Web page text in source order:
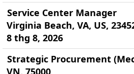
Service Center Manager
Virginia Beach, VA, US,
8 thg 8, 2026
Strategic Procurement
VN, 75000